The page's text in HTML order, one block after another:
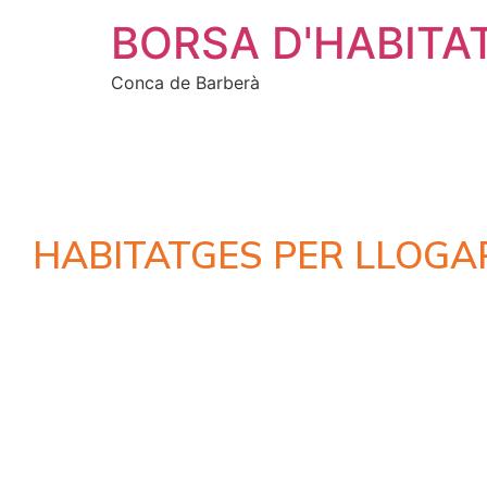
BORSA
Conca de Barberà
HABITATGES PER